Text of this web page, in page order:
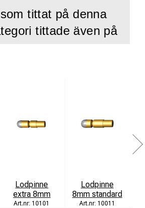
tittat på denna
tittade även på
Lodpinne
extra 8mm
10101
Lodpinne
8mm standard
10011